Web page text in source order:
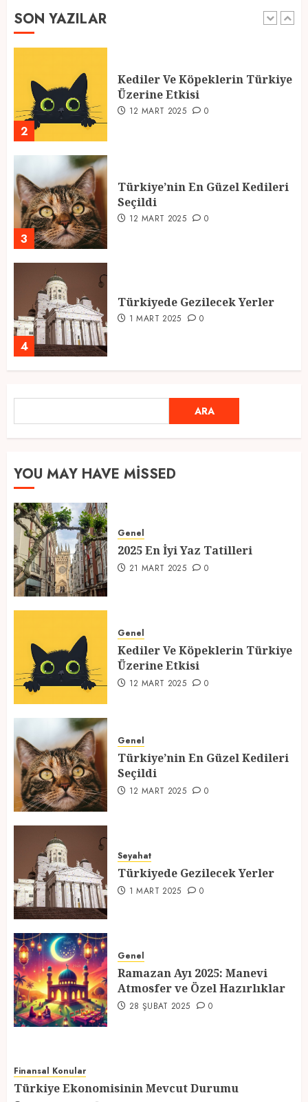
SON YAZILAR
1
2
Kediler Ve Köpeklerin Türkiye
Üzerine Etkisi
12 MART 2025 0
3
Türkiye’nin En Güzel Kedileri
Seçildi
12 MART 2025 0
4
Türkiyede Gezilecek Yerler
1 MART 2025 0
Ramazan Ayı 2025: Manevi
Atmosfer ve Özel Hazırlıklar
1
21 MART 2025
2
Üzerine Etkisi
12 MART 2025 0
3
Seçildi
12 MART 2025 0
4
1 MART 2025
5
Atmosfer ve Özel Hazırlıklar
28 ŞUBAT 2025 0
ARA
YOU MAY HAVE MISSED
Genel
2025 En İyi Yaz Tatilleri
21 MART 2025 0
Genel
Kediler Ve Köpeklerin Türkiye
Üzerine Etkisi
12 MART 2025 0
Genel
Türkiye’nin En Güzel Kedileri
Seçildi
12 MART 2025 0
Seyahat
Türkiyede Gezilecek Yerler
1 MART 2025 0
Genel
Ramazan Ayı 2025: Manevi
Atmosfer ve Özel Hazırlıklar
28 ŞUBAT 2025 0
Finansal Konular
Türkiye Ekonomisinin Mevcut Durumu